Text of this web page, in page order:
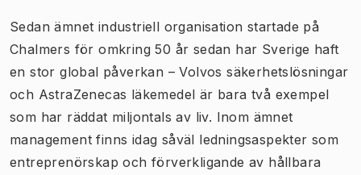
​Sedan ämnet industriell organisation startade på
Chalmers för omkring 50 år sedan har Sverige haft
en stor global påverkan – Volvos säkerhetslösningar
och AstraZenecas läkemedel är bara två exempel
som har räddat miljontals av liv. Inom ämnet
management finns idag såväl ledningsaspekter som
entreprenörskap och förverkligande av hållbara